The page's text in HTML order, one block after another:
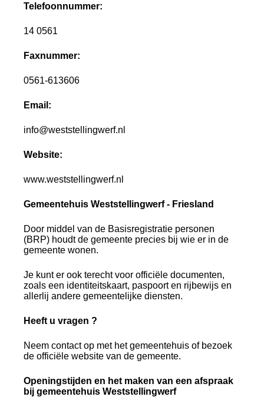
Telefoonnummer:
14 0561
Faxnummer:
0561-613606
Email:
info@weststellingwerf.nl
Website:
www.weststellingwerf.nl
Gemeentehuis Weststellingwerf - Friesland
Door middel van de Basisregistratie personen
(BRP) houdt de gemeente precies bij wie er in de
gemeente wonen.
Je kunt er ook terecht voor officiële documenten,
zoals een identiteitskaart, paspoort en rijbewijs en
allerlij andere gemeentelijke diensten.
Heeft u vragen ?
Neem contact op met het gemeentehuis of bezoek
de officiële website van de gemeente.
Openingstijden en het maken van een afspraak
bij gemeentehuis Weststellingwerf